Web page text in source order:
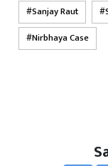
Sanjay Raut
Nirbhaya Case